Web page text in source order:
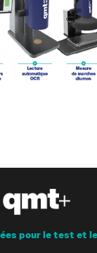
pour le test et